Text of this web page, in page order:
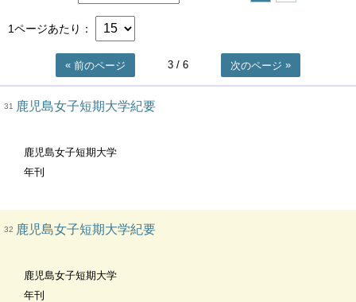
1ページあたり
前のページ 3 / 6 次のページ
31 鹿児島女子短期大学紀要
鹿児島女子短期大学
年刊
32 鹿児島女子短期大学紀要
鹿児島女子短期大学
年刊